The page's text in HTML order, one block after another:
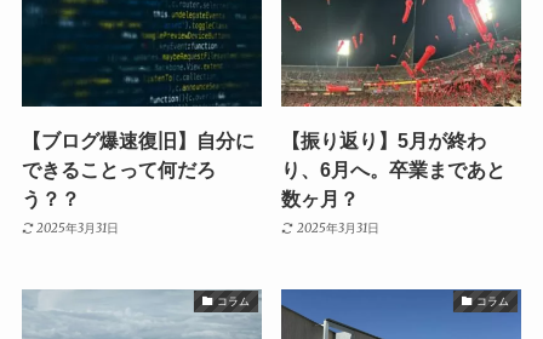
【ブログ爆速復旧】自分に
できることって何だろ
う？？
2025年3月31日
【振り返り】5月が終わ
り、6月へ。卒業まであと
数ヶ月？
2025年3月31日
コラム コラム